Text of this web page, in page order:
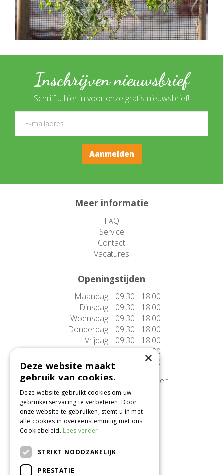
Inschrijven nieuwsbrief
Schrijf u hier in voor onze gratis nieuwsbrief!
Meer informatie
FAQ
Service
Contact
Vacatures
Openingstijden
Maandag
09:30 - 18:00
Dinsdag
09:30 - 18:00
Woensdag
09:30 - 18:00
Donderdag
09:30 - 18:00
Vrijdag
09:30 - 18:00
Zaterdag
09:30 - 17:00
Zondag
10:00 - 17:00
Afwijkende openingstijden tonen
Onze locatie
Tuincentrum Alméérplant
Jac. P. Thijsseweg 4
×
Deze website maakt
gebruik van cookies.
Deze website gebruikt cookies om uw
gebruikerservaring te verbeteren. Door
onze website te gebruiken, stemt u in met
alle cookies in overeenstemming met ons
Cookiebeleid. Lees verder
STRIKT NOODZAKELIJK
PRESTATIE